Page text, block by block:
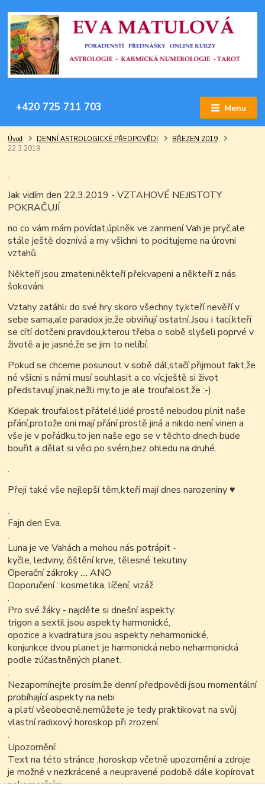
Menu
+420 725 711 703
Úvod DENNÍ ASTROLOGICKÉ PŘEDPOVĚDI
BŘEZEN 2019
22.3.2019
.
Jak vidím den 22.3.2019 - VZTAHOVÉ NEJISTOTY
POKRAČUJÍ
no co vám mám povídat,úplněk ve zanmení Vah je pryč,ale
stále ještě doznívá a my všichni to pocitujeme na úrovni
vztahů.
Někteří jsou zmateni,někteří překvapeni a někteří z nás
šokováni.
Vztahy zatáhli do své hry skoro všechny ty,kteří nevěří v
sebe sama,ale paradox je,že obviňují ostatní.Jsou i tací,kteří
se cítí dotčeni pravdou,kterou třeba o sobě slyšeli poprvé v
životě a je jasné,že se jim to nelíbí.
Pokud se chceme posunout v sobě dál,stačí přijmout fakt,že
né všicni s námi musí souhlasit a co víc,ještě si život
představují jinak,nežli my,to je ale troufalost,že :-)
Kdepak troufalost přátelé,lidé prostě nebudou plnit naše
přání,protože oni mají přání prostě jiná a nikdo není vinen a
vše je v pořádku,to jen naše ego se v těchto dnech bude
bouřit a dělat si věci po svém,bez ohledu na druhé.
.
Přeji také vše nejlepší těm,kteří mají dnes narozeniny♥
.
Fajn den Eva.
.
Luna je ve Vahách a mohou nás potrápit -
kyčle, ledviny, čištění krve, tělesné tekutiny
Operační zákroky .... ANO
Doporučení : kosmetika, líčení, vizáž
.
Pro své žáky - najděte si dnešní aspekty:
trigon a sextil jsou aspekty harmonické,
opozice a kvadratura jsou aspekty neharmonické,
konjunkce dvou planet je harmonická nebo neharmonická
podle zúčastněných planet.
.
Nezapomínejte prosím,že denní předpovědi jsou momentální
probíhající aspekty na nebi
a platí všeobecně,nemůžete je tedy praktikovat na svůj
vlastní radixový horoskop při zrození.
.
Upozornění:
Text na této stránce ,horoskop včetně upozornění a zdroje
je možné v nezkrácené a neupravené podobě dále kopírovat
nekomerčním